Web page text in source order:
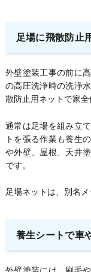
足場に飛散防止
外壁塗装工事の前に
の高圧洗浄時の洗浄
散防止用ネットで家全
通常は足場を組み立
トを張る作業も養生
や外壁、屋根、天井
です。
足場ネットは、別名
養生シートで車